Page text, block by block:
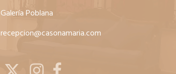
Galería Poblana
recepcion@casonamaria.com